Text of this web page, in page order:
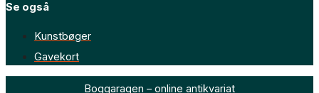
Se også
Kunstbøger
Gavekort
Boggaragen – online antikvariat